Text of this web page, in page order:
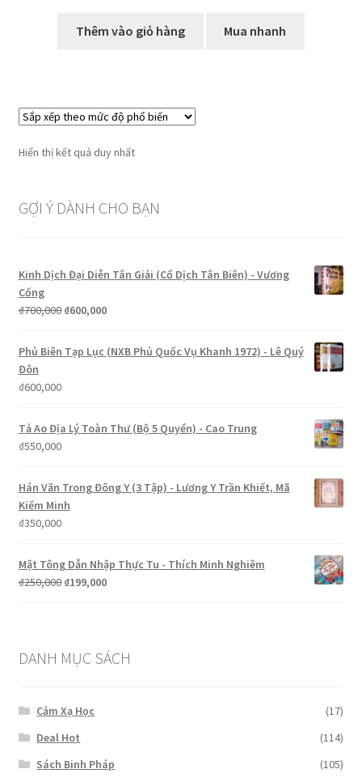
Thêm vào giỏ hàng Mua nhanh
Hiển thị kết quả duy nhất
GỢI Ý DÀNH CHO BẠN
Kinh Dịch Đại Diễn Tân Giải (Cổ Dịch Tân Biên) - Vương
Cống
₫700,000 Giá
là:
₫700,000.
₫600,000Giá
tại
là:
Phủ Biên Tạp Lục (NXB Phủ Quốc Vụ Khanh 1972) - Lê Quý
Đôn
₫600,000
Tả Ao Địa Lý Toàn Thư (Bộ 5 Quyển) - Cao Trung
₫550,000
Hán Văn Trong Đông Y (3 Tập) - Lương Y Trần Khiết, Mã
Kiếm Minh
₫350,000
Mật Tông Dẫn Nhập Thực Tu - Thích Minh Nghiêm
₫250,000 Giá
₫199,000Giá
₫199,000.
DANH MỤC SÁCH
Cảm Xạ Học
(17)
Deal Hot
(114)
Sách Binh Pháp
(105)